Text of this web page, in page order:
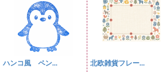
ハンコ風 ペン... 北欧雑貨フレー...